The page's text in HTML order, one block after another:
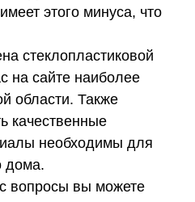
этого минуса, что
стеклопластиковой
на сайте наиболее
области. Также
качественные
необходимы для
дома.
вопросы вы можете